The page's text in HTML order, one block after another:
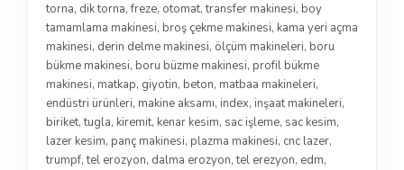
torna, dik torna,freze, otomat,transfer makinesi, boy
tamamlama makinesi, broş çekme makinesi, kama yeri açma
makinesi, derin delme makinesi, ölçüm makineleri, boru
bükme makinesi, boru büzme makinesi, profil bükme
makinesi, matkap, giyotin, beton, matbaa makineleri,
endüstri ürünleri, makine aksamı, index, inşaat makineleri,
biriket,tugla, kiremit, kenar kesim, sac işleme, sac kesim,
lazer kesim, panç makinesi, plazma makinesi, cnc lazer,
trumpf,tel erozyon, dalma erozyon,tel erezyon, edm,